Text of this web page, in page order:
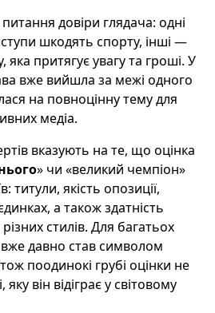
довіри глядача: одні
шкодять спорту, інші —
притягує увагу та гроші. У
вже вийшла за межі одного
на повноцінну тему для
медіа.
вказують на те, що оцінка
» чи «великий чемпіон»
титули, якість опозиції,
а також здатність
стилів. Для багатьох
вже давно став символом
поодинокі грубі оцінки не
він відіграє у світовому